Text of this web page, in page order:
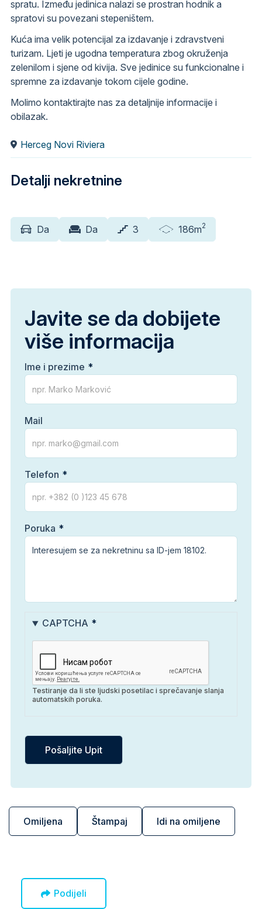
Omiljena Štampaj Idi na omiljene
spratu. Između jedinica nalazi se prostran hodnik a
spratovi su povezani stepeništem.
Kuća ima velik potencijal za izdavanje i zdravstveni
turizam. Ljeti je ugodna temperatura zbog okruženja
zelenilom i sjene od kivija. Sve jedinice su funkcionalne i
spremne za izdavanje tokom cijele godine.
Molimo kontaktirajte nas za detaljnije informacije i
obilazak.
Herceg Novi Riviera
Detalji nekretnine
Da Da 3 186m2
Javite se da dobijete
više informacija
Ime i prezime
Mail
Telefon
Poruka
CAPTCHA
Testiranje da li ste ljudski posetilac i sprečavanje slanja
automatskih poruka.
Podijeli